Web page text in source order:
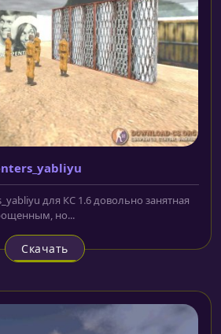
для КС 1.6 довольно занятная
но...
Скачать